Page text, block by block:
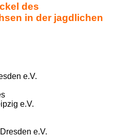
des
in der jagdlichen
e.V.
e.V.
e.V.